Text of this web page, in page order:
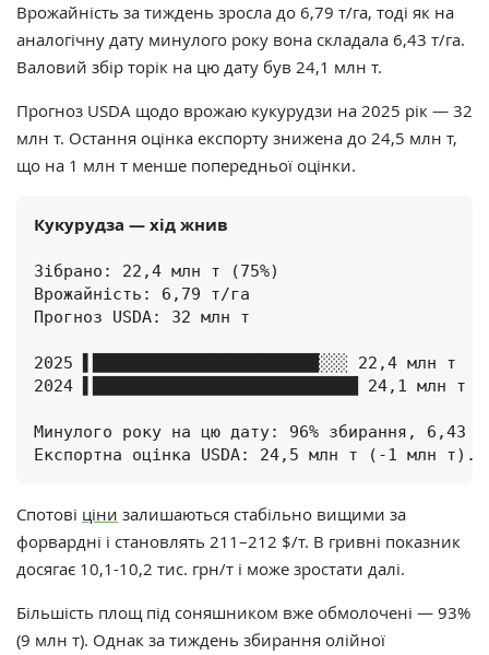
Врожайність за тиждень зросла до 6,79 т/га, тоді як на
аналогічну дату минулого року вона складала 6,43 т/га.
Валовий збір торік на цю дату був 24,1 млн т.
Прогноз USDA щодо врожаю кукурудзи на 2025 рік — 32
млн т. Остання оцінка експорту знижена до 24,5 млн т,
що на 1 млн т менше попередньої оцінки.
Кукурудза — хід жнив
Зібрано: 22,4 млн т (75%)
Врожайність: 6,79 т/га
Прогноз USDA: 32 млн т
2025 ▌███████████████████████░░░ 22,4 млн т
2024 ▌███████████████████████████ 24,1 млн т
Минулого року на цю дату: 96% збирання, 6,43
Експортна оцінка USDA: 24,5 млн т (-1 млн т).
Спотові ціни залишаються стабільно вищими за
форвардні і становлять 211–212 $/т. В гривні показник
досягає 10,1-10,2 тис. грн/т і може зростати далі.
Більшість площ під соняшником вже обмолочені — 93%
(9 млн т). Однак за тиждень збирання олійної